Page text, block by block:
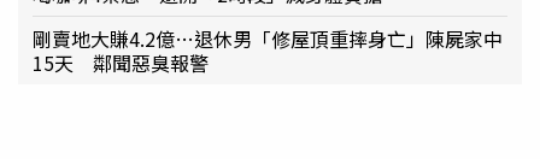
剛賣地大賺4.2億…退休男「修屋頂重摔身亡」陳屍家中
15天 鄰聞惡臭報警